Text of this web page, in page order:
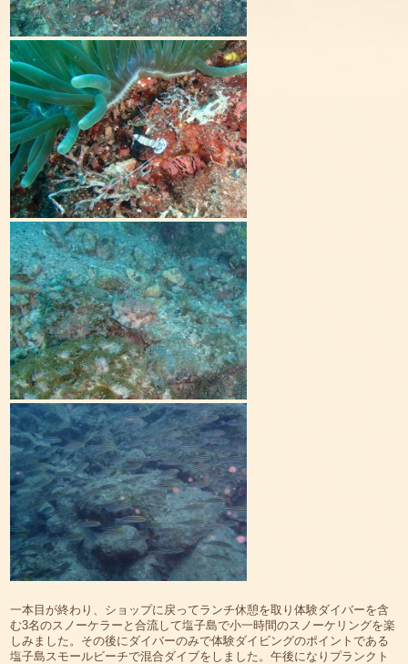
一本目が終わり、ショップに戻ってランチ休憩を取り体験ダイバーを含
む3名のスノーケラーと合流して塩子島で小一時間のスノーケリングを楽
しみました。その後にダイバーのみで体験ダイビングのポイントである
塩子島スモールビーチで混合ダイブをしました。午後になりプランクト